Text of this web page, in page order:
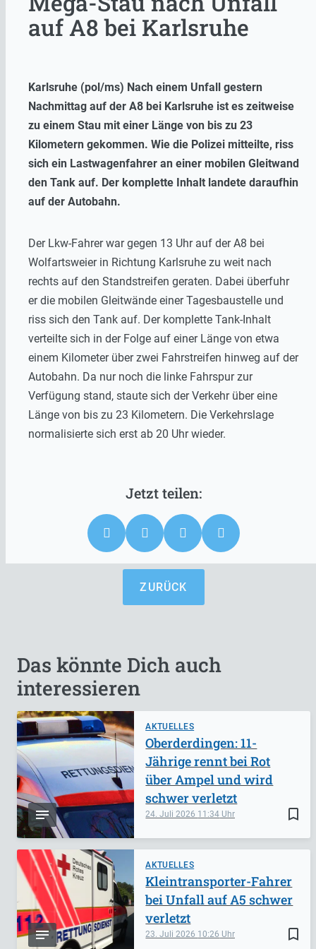
auf A8 bei Karlsruhe
Karlsruhe (pol/ms) Nach einem Unfall gestern
Nachmittag auf der A8 bei Karlsruhe ist es zeitweise
zu einem Stau mit einer Länge von bis zu 23
Kilometern gekommen. Wie die Polizei mitteilte, riss
sich ein Lastwagenfahrer an einer mobilen Gleitwand
den Tank auf. Der komplette Inhalt landete daraufhin
auf der Autobahn.
Der Lkw-Fahrer war gegen 13 Uhr auf der A8 bei
Wolfartsweier in Richtung Karlsruhe zu weit nach
rechts auf den Standstreifen geraten. Dabei überfuhr
er die mobilen Gleitwände einer Tagesbaustelle und
riss sich den Tank auf. Der komplette Tank-Inhalt
verteilte sich in der Folge auf einer Länge von etwa
einem Kilometer über zwei Fahrstreifen hinweg auf der
Autobahn. Da nur noch die linke Fahrspur zur
Verfügung stand, staute sich der Verkehr über eine
Länge von bis zu 23 Kilometern. Die Verkehrslage
normalisierte sich erst ab 20 Uhr wieder.
ZURÜCK
Das könnte Dich auch
interessieren
AKTUELLES
bookmark_border
24. Juli 2026 11:34
Oberderdingen: 11-
Jährige rennt bei Rot
über Ampel und wird
schwer verletzt
AKTUELLES
bookmark_border
23. Juli 2026 10:26
Kleintransporter-Fahrer
bei Unfall auf A5 schwer
verletzt